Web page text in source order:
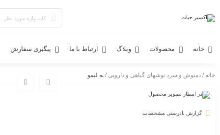
خانه محصولات وبلاگ ارتباط با ما پیگیری سفارش
خانه / دمنوش و سرد نوشهای گیاهی و دارویی / به لیمو
گزارش نادرستی مشخصات